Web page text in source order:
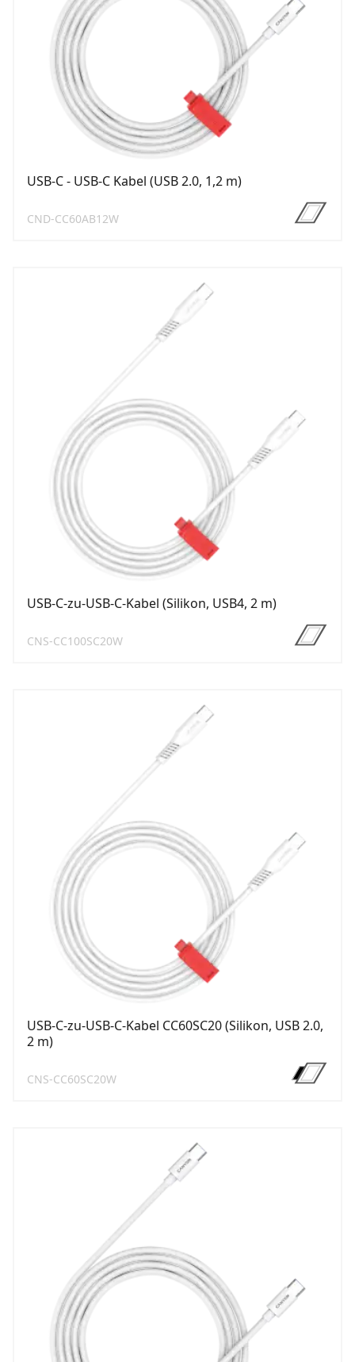
USB-C - USB-C Kabel (USB 2.0, 1,2 m)
CND-CC60AB12W
USB-C-zu-USB-C-Kabel (Silikon, USB4, 2 m)
CNS-CC100SC20W
USB-C-zu-USB-C-Kabel CC60SC20 (Silikon, USB 2.0,
2 m)
CNS-CC60SC20W